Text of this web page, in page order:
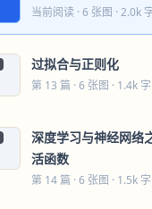
当前阅读 · 6 张图 · 2.0k
过拟合与正则化
第 13 篇 · 6 张图 · 1.4k 字
深度学习与神经网络
活函数
第 14 篇 · 6 张图 · 1.5k 字